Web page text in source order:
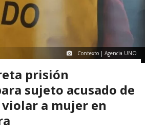
Contexto | Agencia UNO
prisión
sujeto acusado de
a mujer en